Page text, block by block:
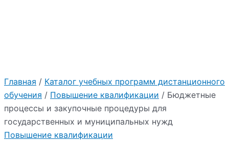
Главная / Каталог учебных программ дистанционного
обучения / Повышение квалификации / Бюджетные
процессы и закупочные процедуры для
государственных и муниципальных нужд
Повышение квалификации